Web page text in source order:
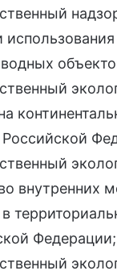
внутренних
в
Федерации;